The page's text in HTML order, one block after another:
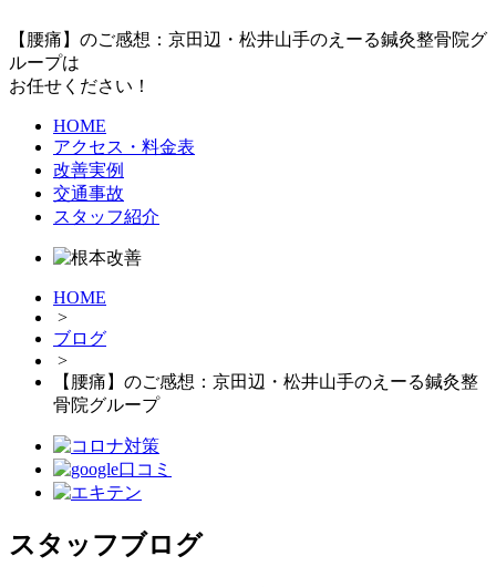
【腰痛】のご感想：京田辺・松井山手のえーる鍼灸整骨院グ
ループは
お任せください！
HOME
アクセス・料金表
改善実例
交通事故
スタッフ紹介
HOME
>
ブログ
>
【腰痛】のご感想：京田辺・松井山手のえーる鍼灸整
骨院グループ
スタッフブログ